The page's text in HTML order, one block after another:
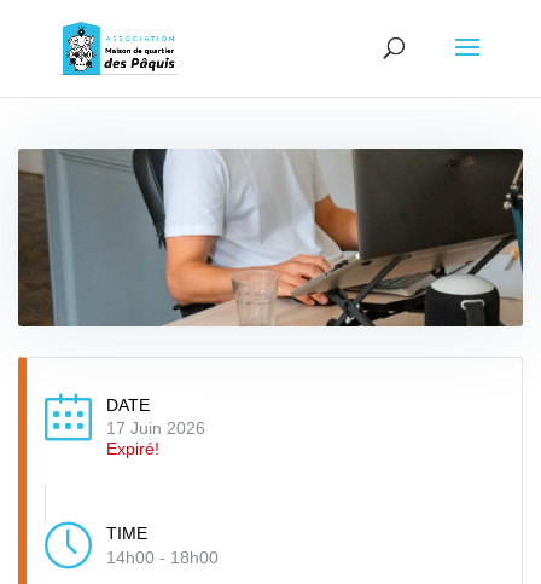
DATE
17 Juin 2026
Expiré!
TIME
14h00 - 18h00